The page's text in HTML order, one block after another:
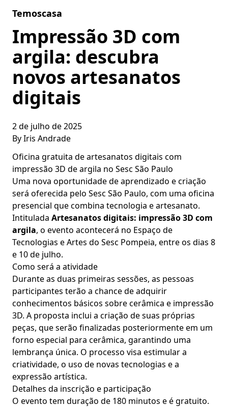
Temoscasa
Impressão 3D com
argila: descubra
novos artesanatos
digitais
2 de julho de 2025
ByIris Andrade
Oficina gratuita de artesanatos digitais com
impressão 3D de argila no Sesc São Paulo
Uma nova oportunidade de aprendizado e criação
será oferecida pelo Sesc São Paulo, com uma oficina
presencial que combina tecnologia e artesanato.
Intitulada Artesanatos digitais: impressão 3D com
argila, o evento acontecerá no Espaço de
Tecnologias e Artes do Sesc Pompeia, entre os dias 8
e 10 de julho.
Como será a atividade
Durante as duas primeiras sessões, as pessoas
participantes terão a chance de adquirir
conhecimentos básicos sobre cerâmica e impressão
3D. A proposta inclui a criação de suas próprias
peças, que serão finalizadas posteriormente em um
forno especial para cerâmica, garantindo uma
lembrança única. O processo visa estimular a
criatividade, o uso de novas tecnologias e a
expressão artística.
Detalhes da inscrição e participação
O evento tem duração de 180 minutos e é gratuito.